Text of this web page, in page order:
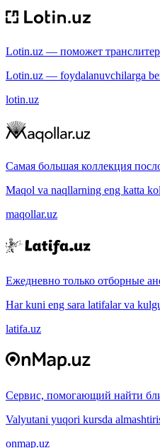
Lotin.uz — поможет
Lotin.uz — foydalanuvchilarga
lotin.uz
Самая большая коллекция
Maqol va naqllarning eng katta
maqollar.uz
Ежедневно только отборные
Har kuni eng sara latifalar va
latifa.uz
Сервис, помогающий найти
Valyutani yuqori kursda
onmap.uz